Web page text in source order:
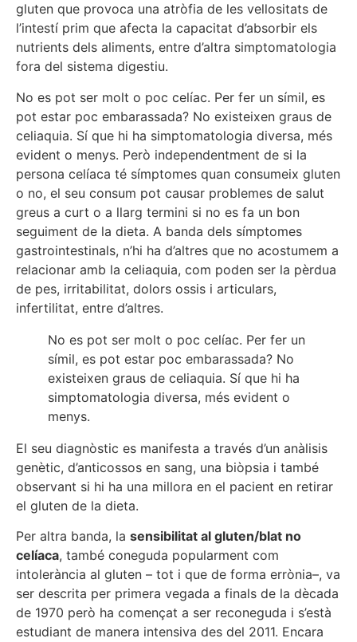
gluten que provoca una atròfia de les vellositats de
l’intestí prim que afecta la capacitat d’absorbir els
nutrients dels aliments, entre d’altra simptomatologia
fora del sistema digestiu.
No es pot ser molt o poc celíac. Per fer un símil, es
pot estar poc embarassada? No existeixen graus de
celiaquia. Sí que hi ha simptomatologia diversa, més
evident o menys. Però independentment de si la
persona celíaca té símptomes quan consumeix gluten
o no, el seu consum pot causar problemes de salut
greus a curt o a llarg termini si no es fa un bon
seguiment de la dieta. A banda dels símptomes
gastrointestinals, n’hi ha d’altres que no acostumem a
relacionar amb la celiaquia, com poden ser la pèrdua
de pes, irritabilitat, dolors ossis i articulars,
infertilitat, entre d’altres.
No es pot ser molt o poc celíac. Per fer un
símil, es pot estar poc embarassada? No
existeixen graus de celiaquia. Sí que hi ha
simptomatologia diversa, més evident o
menys.
El seu diagnòstic es manifesta a través d’un anàlisis
genètic, d’anticossos en sang, una biòpsia i també
observant si hi ha una millora en el pacient en retirar
el gluten de la dieta.
Per altra banda, la sensibilitat al gluten/blat no
celíaca, també coneguda popularment com
intolerància al gluten – tot i que de forma errònia–, va
ser descrita per primera vegada a finals de la dècada
de 1970 però ha començat a ser reconeguda i s’està
estudiant de manera intensiva des del 2011. Encara